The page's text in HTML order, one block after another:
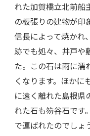
れた加賀橋立北前船
の板張りの建物が印
信長によって焼かれ
跡でも処々、井戸や
た。この石は雨に濡
くなります。ほかに
に遠く離れた島根県
れた石も笏谷石です
で運ばれたのでしょ